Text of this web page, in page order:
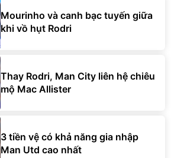
Mourinho và canh bạc tuyến giữa
khi vồ hụt Rodri
Thay Rodri, Man City liên hệ chiêu
mộ Mac Allister
3 tiền vệ có khả năng gia nhập
Man Utd cao nhất